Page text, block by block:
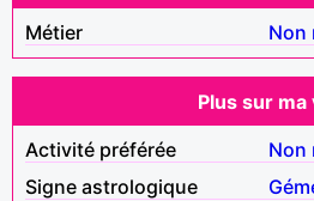
Métier
Non
Plus sur ma
Activité préférée
Non
Signe astrologique